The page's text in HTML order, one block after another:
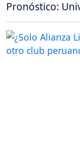
Pronóstico: